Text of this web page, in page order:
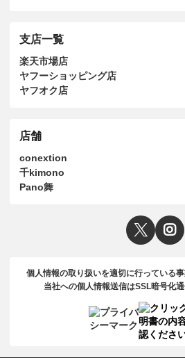
支店一覧
楽天市場店
ヤフーショッピング店
ヤフオク店
店舗
conextion
千kimono
Pano舞
個人情報の取り扱いを適切に行っている
当社への個人情報送信はSSL暗号化通